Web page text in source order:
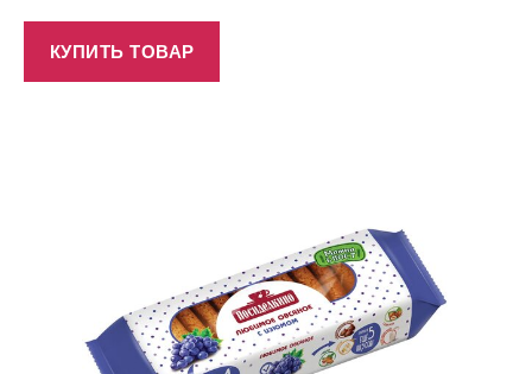
КУПИТЬ ТОВАР